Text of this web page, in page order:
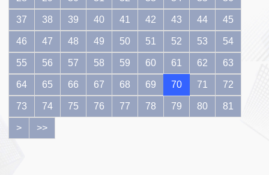
容详见： http:
系，推进企业
债券市场健
康、可持续发
展。《通知》
强调，国家发
中央国债登记
结算有限责任
公司和中国银
《通知》的主
要目的是为了
充分发挥资本
市场并购重组
主渠道作用、
落实推进并购
重组市场化改
革，优化深市
37 38 39 40 41 42 43 44 45
46 47 48 49 50 51 52 53 54
55 56 57 58 59 60 61 62 63
64 65 66 67 68 69 70 71 72
73 74 75 76 77 78 79 80 81
> >>